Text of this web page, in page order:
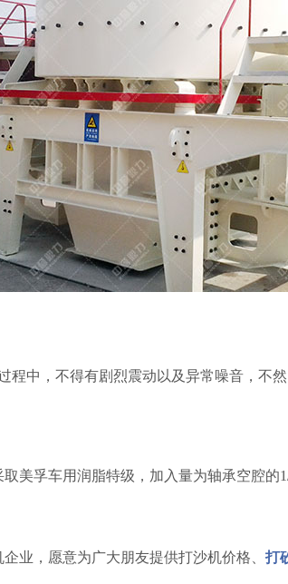
程中，不得有剧烈震动以及异常噪音，不然
美孚车用润脂特级，加入量为轴承空腔的
业，愿意为广大朋友提供打沙机价格、 打